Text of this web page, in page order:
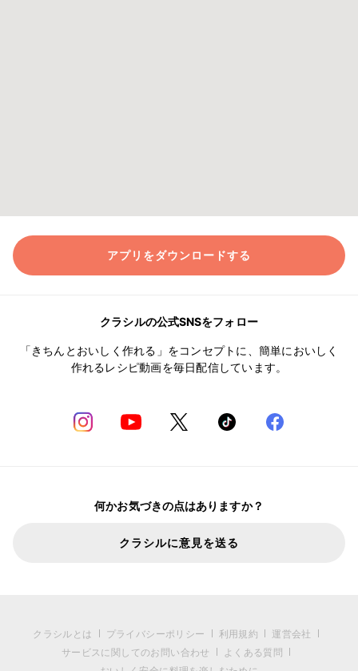
アプリをダウンロードする
クラシルの公式SNSをフォロー
「きちんとおいしく作れる」をコンセプトに、簡単においしく
作れるレシピ動画を毎日配信しています。
何かお気づきの点はありますか？
クラシルに意見を送る
クラシルとは プライバシーポリシー 利用規約
運営会社
サービスに関してのお問い合わせ
よくある質問